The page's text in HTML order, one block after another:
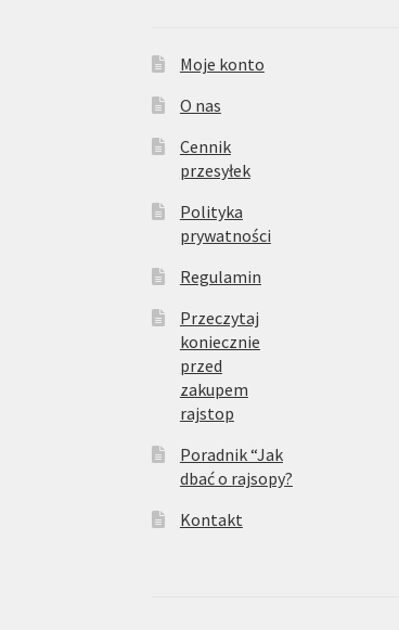
Moje konto
O nas
Cennik
przesyłek
Polityka
prywatności
Regulamin
Przeczytaj
koniecznie
przed
zakupem
rajstop
Poradnik “Jak
dbać o rajsopy?
Kontakt